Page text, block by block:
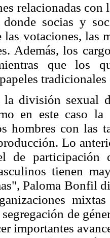
relacionadas
socias y
las votaciones, las
Además, los
que los
tradicionales
la división sexual
en este caso
hombres con las
Lo
de participación
tienen
Paloma Bonfil
segregación de
importantes